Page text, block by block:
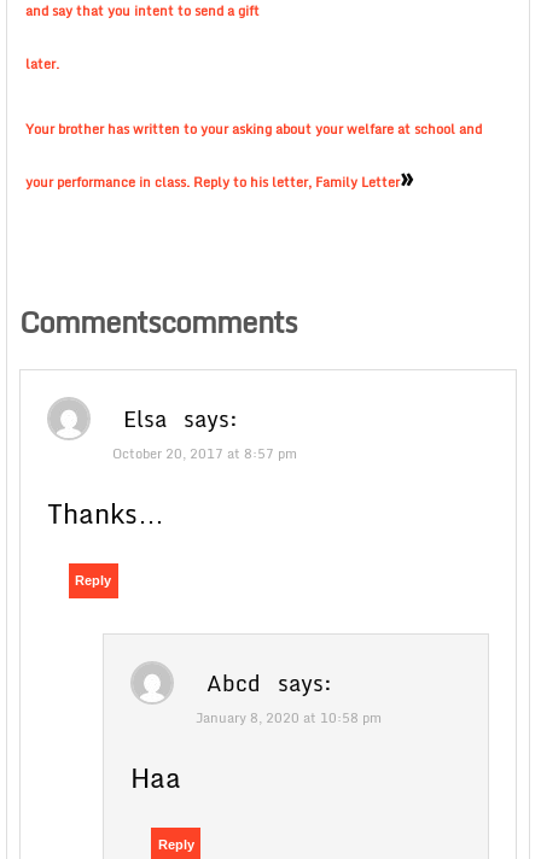
and say that you intent to send a gift
later.
Your brother has written to your asking about your welfare at school and
your performance in class. Reply to his letter, Family Letter»
Commentscomments
Elsa says:
October 20, 2017 at 8:57 pm
Thanks…
Reply
Abcd says:
January 8, 2020 at 10:58 pm
Haa
Reply